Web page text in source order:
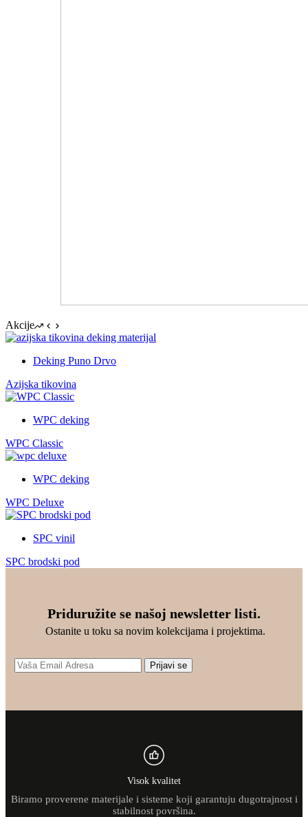
Akcije
Deking Puno Drvo
Azijska tikovina
WPC deking
WPC Classic
WPC deking
WPC Deluxe
SPC vinil
SPC brodski pod
Priduružite se našoj newsletter listi.
Ostanite u toku sa novim kolekcijama i projektima.
Prijavi se
Visok kvalitet
Biramo proverene materijale i sisteme koji garantuju dugotrajnost i
stabilnost površina.